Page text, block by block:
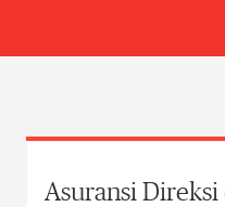
Asuransi Direksi